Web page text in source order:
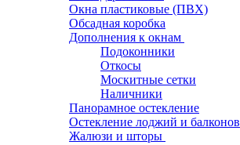
Окна пластиковые (ПВХ)
Обсадная коробка
Дополнения к окнам
Подоконники
Откосы
Москитные сетки
Наличники
Панорамное остекление
Остекление лоджий и балконов
Жалюзи и шторы